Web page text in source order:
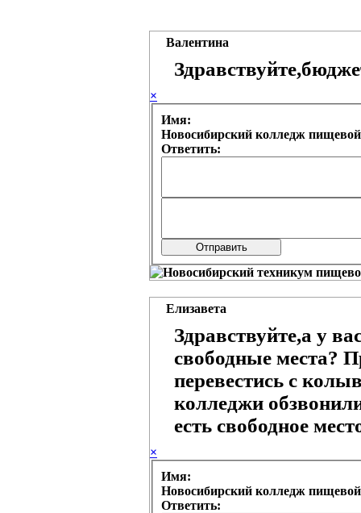
Валентина
×
Имя:
Новосибирский колледж
Ответить:
Елизавета
Здравствуйте,а у
свободные места?
перевестись с
колледжи
есть свободное
×
Имя:
Новосибирский колледж
Ответить: